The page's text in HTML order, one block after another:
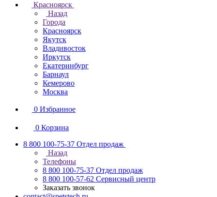
Красноярск
Назад
Города
Красноярск
Якутск
Владивосток
Иркутск
Екатеринбург
Барнаул
Кемерово
Москва
0 Избранное
0 Корзина
8 800 100-75-37 Отдел продаж
Назад
Телефоны
8 800 100-75-37 Отдел продаж
8 800 100-57-62 Сервисный центр
Заказать звонок